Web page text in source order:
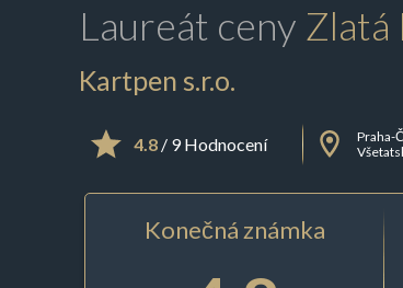
Laureát ceny Zlatá
Kartpen s.r.o.
4.8/ 9 Hodnocení
Praha-
Konečná známka